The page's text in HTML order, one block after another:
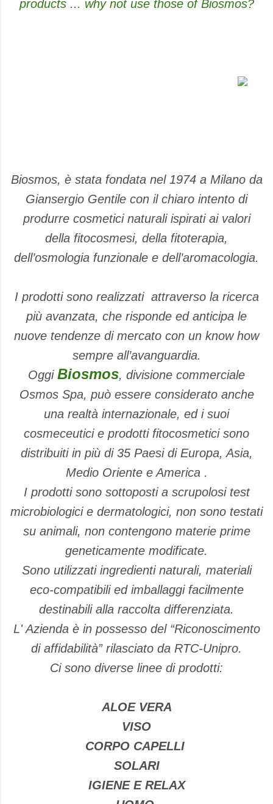
products ... why not use those of Biosmos?
Biosmos, è stata fondata nel 1974 a Milano da
Giansergio Gentile con il chiaro intento di
produrre cosmetici naturali ispirati ai valori
della fitocosmesi, della fitoterapia,
dell’osmologia funzionale e dell’aromacologia.
I prodotti sono realizzati attraverso la ricerca
più avanzata, che risponde ed anticipa le
nuove tendenze di mercato con un know how
sempre all’avanguardia.
Oggi Biosmos, divisione commerciale
Osmos Spa, può essere considerato anche
una realtà internazionale, ed i suoi
cosmeceutici e prodotti fitocosmetici sono
distribuiti in più di 35 Paesi di Europa, Asia,
Medio Oriente e America .
I prodotti sono sottoposti a scrupolosi test
microbiologici e dermatologici, non sono testati
su animali, non contengono materie prime
geneticamente modificate.
Sono utilizzati ingredienti naturali, materiali
eco-compatibili ed imballaggi facilmente
destinabili alla raccolta differenziata.
L' Azienda è in possesso del “Riconoscimento
di affidabilità” rilasciato da RTC-Unipro.
Ci sono diverse linee di prodotti:
ALOE VERA
VISO
CORPO CAPELLI
SOLARI
IGIENE E RELAX